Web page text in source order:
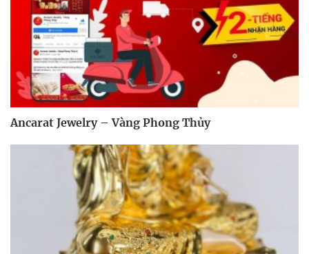
Ancarat Jewelry – Vàng Phong Thủy